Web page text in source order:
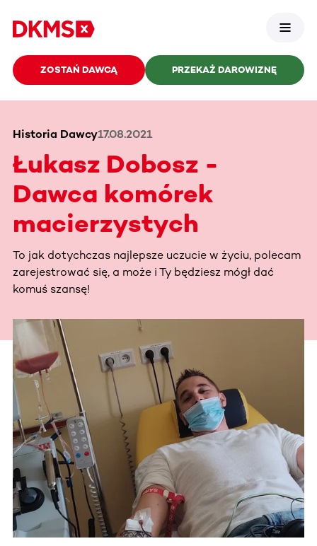
ZOSTAŃ DAWCĄ PRZEKAŻ DAROWIZNĘ
Historia Dawcy17.08.2021
Łukasz Dobosz -
Dawca komórek
macierzystych
To jak dotychczas najlepsze uczucie w życiu, polecam
zarejestrować się, a może i Ty będziesz mógł dać
komuś szansę!